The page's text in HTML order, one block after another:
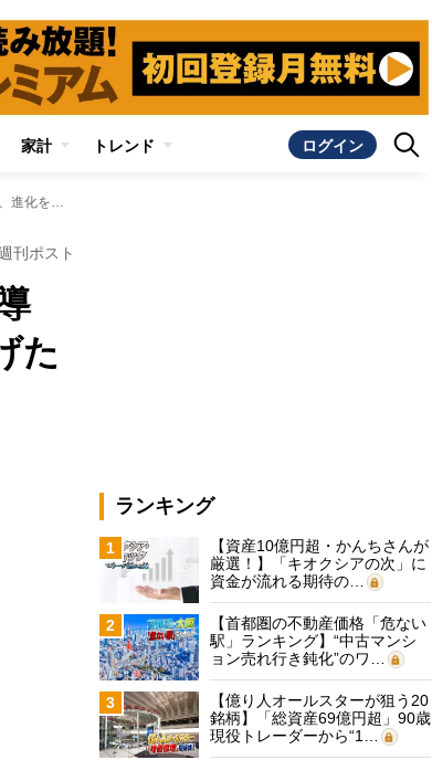
家計 トレンド ログイン
【ファーストクラスでは個室型シートを導入】JAL国際線就航から70年、進化を遂げた新型機「A350-1000」
刊ポスト
た
ランキング
1
【資産10億円超・かんちさんが
厳選！】「キオクシアの次」に
資金が流れる期待の…
2
【首都圏の不動産価格「危ない
駅」ランキング】“中古マンシ
ョン売れ行き鈍化”のワ…
3
【億り人オールスターが狙う20
銘柄】「総資産69億円超」90歳
現役トレーダーから“1…